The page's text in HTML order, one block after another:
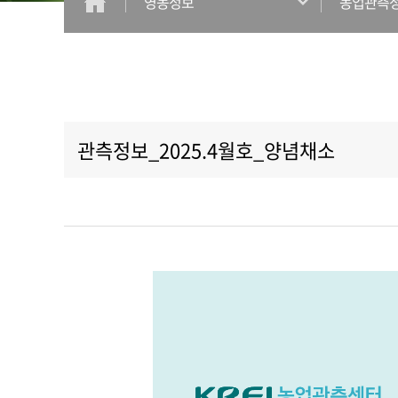
관측정보_2025.4월호_양념채소